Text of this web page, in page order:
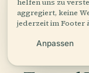
helfen uns zu
aggregiert, keine
jederzeit im Footer
Anpassen